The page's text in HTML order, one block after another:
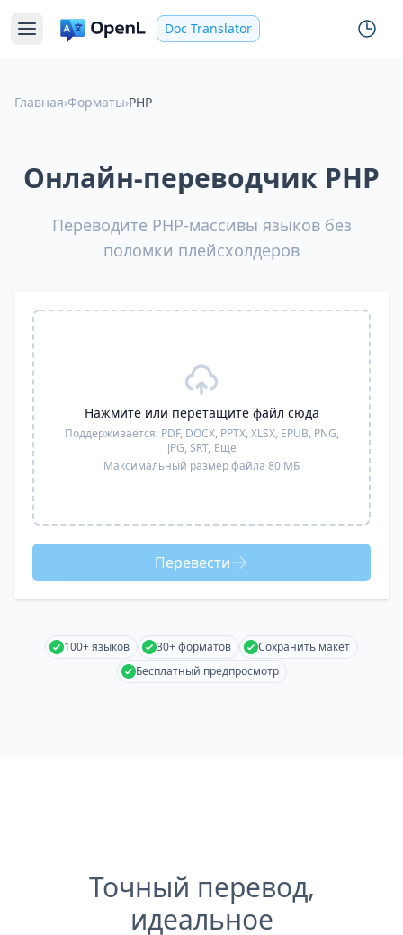
Doc Translator
Главная›Форматы›PHP
Онлайн-переводчик PHP
Переводите PHP-массивы языков без
поломки плейсхолдеров
Нажмите или перетащите файл сюда
Поддерживается: PDF, DOCX, PPTX, XLSX, EPUB, PNG,
JPG, SRT, Еще
Максимальный размер файла 80 МБ
Перевести
100+ языков 30+ форматов
Сохранить макет
Бесплатный предпросмотр
Точный перевод,
идеальное